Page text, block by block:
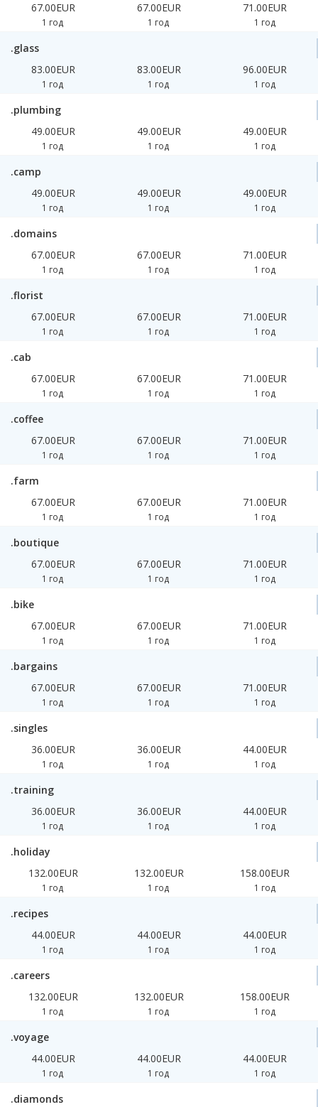
67.00EUR
1 год
67.00EUR
1 год
71.00EUR
1 год
.glass
83.00EUR
1 год
83.00EUR
1 год
96.00EUR
1 год
.plumbing
49.00EUR
1 год
49.00EUR
1 год
49.00EUR
1 год
.camp
49.00EUR
1 год
49.00EUR
1 год
49.00EUR
1 год
.domains
67.00EUR
1 год
67.00EUR
1 год
71.00EUR
1 год
.florist
67.00EUR
1 год
67.00EUR
1 год
71.00EUR
1 год
.cab
67.00EUR
1 год
67.00EUR
1 год
71.00EUR
1 год
.coffee
67.00EUR
1 год
67.00EUR
1 год
71.00EUR
1 год
.farm
67.00EUR
1 год
67.00EUR
1 год
71.00EUR
1 год
.boutique
67.00EUR
1 год
67.00EUR
1 год
71.00EUR
1 год
.bike
67.00EUR
1 год
67.00EUR
1 год
71.00EUR
1 год
.bargains
67.00EUR
1 год
67.00EUR
1 год
71.00EUR
1 год
.singles
36.00EUR
1 год
36.00EUR
1 год
44.00EUR
1 год
.training
36.00EUR
1 год
36.00EUR
1 год
44.00EUR
1 год
.holiday
132.00EUR
1 год
132.00EUR
1 год
158.00EUR
1 год
.recipes
44.00EUR
1 год
44.00EUR
1 год
44.00EUR
1 год
.careers
132.00EUR
1 год
132.00EUR
1 год
158.00EUR
1 год
.voyage
44.00EUR
1 год
44.00EUR
1 год
44.00EUR
1 год
.diamonds